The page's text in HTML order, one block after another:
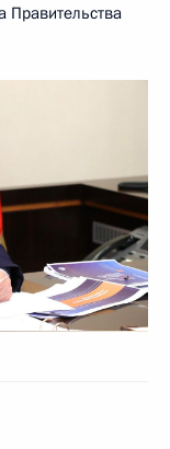
Правительства